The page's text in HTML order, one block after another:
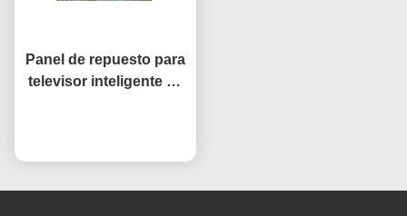
Panel de repuesto para
televisor inteligente de